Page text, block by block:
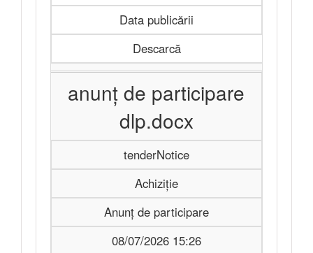
Data publicării
Descarcă
anunț de participare
dlp.docx
tenderNotice
Achiziție
Anunț de participare
08/07/2026 15:26